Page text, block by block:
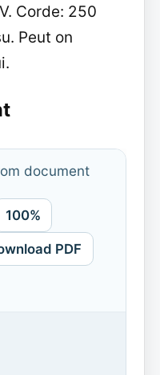
Corde: 250
Peut on
document
100%
PDF